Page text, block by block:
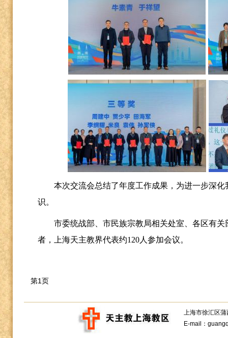
本次交流会总结了年度工作成果，为进一步深
识。
市委统战部、市民族宗教局相关处室、各区有
者，上海天主教界代表约120人参加会议。
第1页
上海市徐汇区
E-mail：